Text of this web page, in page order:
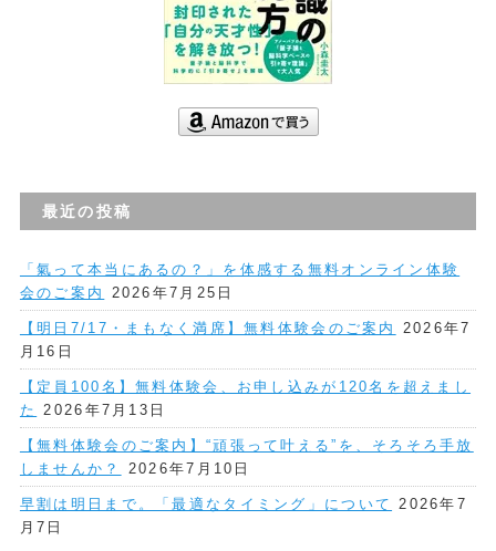
最近の投稿
「氣って本当にあるの？」を体感する無料オンライン体験
会のご案内
2026年7月25日
【明日7/17・まもなく満席】無料体験会のご案内
2026年7
月16日
【定員100名】無料体験会、お申し込みが120名を超えまし
た
2026年7月13日
【無料体験会のご案内】“頑張って叶える”を、そろそろ手放
しませんか？
2026年7月10日
早割は明日まで。「最適なタイミング」について
2026年7
月7日